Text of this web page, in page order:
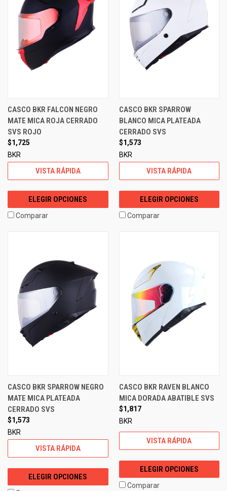
CASCO BKR FALCON NEGRO
MATE MICA ROJA CERRADO
SVS ROJO
$1,725
BKR
VISTA RÁPIDA
ELEGIR OPCIONES
Comparar
CASCO BKR SPARROW
BLANCO MICA PLATEADA
CERRADO SVS
$1,573
BKR
VISTA RÁPIDA
ELEGIR OPCIONES
Comparar
CASCO BKR SPARROW NEGRO
MATE MICA PLATEADA
CERRADO SVS
$1,573
BKR
VISTA RÁPIDA
ELEGIR OPCIONES
CASCO BKR RAVEN BLANCO
MICA DORADA ABATIBLE SVS
$1,817
BKR
VISTA RÁPIDA
ELEGIR OPCIONES
Comparar